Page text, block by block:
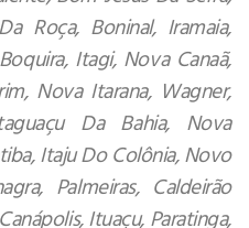
Roça, Boninal, Iramaia,
Itagi, Nova Canaã,
Nova Itarana, Wagner,
Da Bahia, Nova
Itaju Do Colônia, Novo
Palmeiras, Caldeirão
Ituaçu, Paratinga,